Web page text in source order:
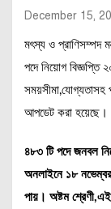
December 15,
মৎস্য ও প্রাণিসম্পদ
পদে নিয়োগ বিজ্ঞপ্তি
আপডেট করা হয়েছে।
৪৮৩ টি পদে জনবল
অনলাইনে ১৮
পায়। অষ্টম